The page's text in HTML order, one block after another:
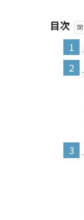
目次
1
2
3